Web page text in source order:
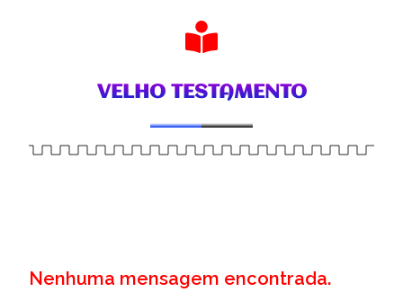
VELHO TESTAMENTO
Nenhuma mensagem encontrada.